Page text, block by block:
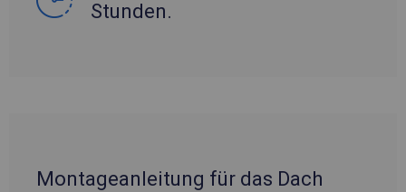
Stunden.
Montageanleitung für das Dach